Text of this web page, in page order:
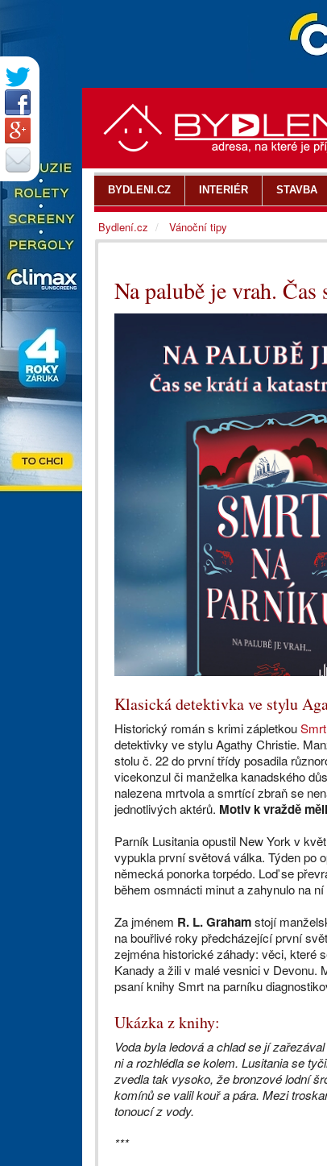
Na palubě je vrah.
Klasická detektivka ve stylu
Historický román s krimi zápletkou
detektivky ve stylu Agathy Christie.
stolu č. 22 do první třídy posadila
vicekonzul či manželka kanadského
nalezena mrtvola a smrtící zbraň se
jednotlivých aktérů. Motiv k vraždě
Parník Lusitania opustil New York v
vypukla první světová válka. Týden po
německá ponorka torpédo. Loď se
během osmnácti minut a zahynulo na
Za jménem R. L. Grahamstojí
na bouřlivé roky předcházející první
zejména historické záhady: věci, které
Kanady a žili v malé vesnici v Devonu.
psaní knihy Smrt na parníku
Ukázka z knihy:
Voda byla ledová a chlad se jí
ni a rozhlédla se kolem. Lusitania se
zvedla tak vysoko, že bronzové lodní
komínů se valil kouř a pára. Mezi
tonoucí z vody.
***
BYDLENI.CZ INTERIÉR STAVBA
Bydlení.cz Vánoční tipy